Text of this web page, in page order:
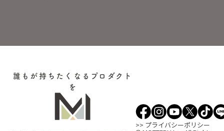
誰もが持ちたくなるプロダクト
を
>> プライバシーポリシー